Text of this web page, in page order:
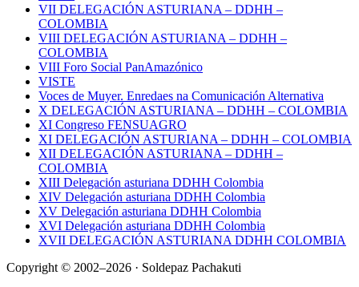
VII DELEGACIÓN ASTURIANA – DDHH –
COLOMBIA
VIII DELEGACIÓN ASTURIANA – DDHH –
COLOMBIA
VIII Foro Social PanAmazónico
VISTE
Voces de Muyer. Enredaes na Comunicación Alternativa
X DELEGACIÓN ASTURIANA – DDHH – COLOMBIA
XI Congreso FENSUAGRO
XI DELEGACIÓN ASTURIANA – DDHH – COLOMBIA
XII DELEGACIÓN ASTURIANA – DDHH –
COLOMBIA
XIII Delegación asturiana DDHH Colombia
XIV Delegación asturiana DDHH Colombia
XV Delegación asturiana DDHH Colombia
XVI Delegación asturiana DDHH Colombia
XVII DELEGACIÓN ASTURIANA DDHH COLOMBIA
Copyright © 2002–2026 · Soldepaz Pachakuti